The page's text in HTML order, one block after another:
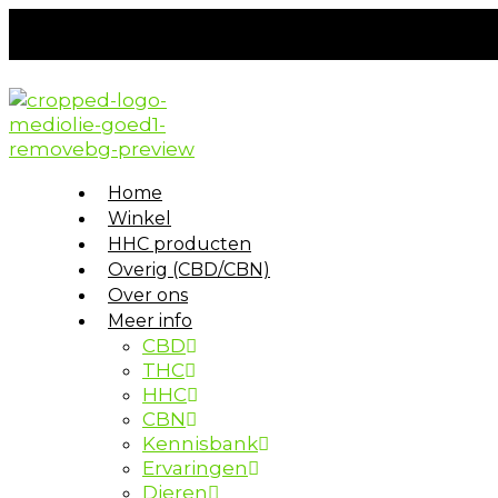
Home
Winkel
HHC producten
Overig (CBD/CBN)
Over ons
Meer info
CBD
THC
HHC
CBN
Kennisbank
Ervaringen
Dieren